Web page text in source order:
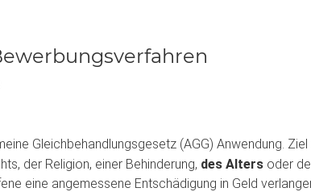
Gleichbehandlungsgesetz (AGG) Anwendung.
der Religion, einer Behinderung, des Alters oder
eine angemessene Entschädigung in Geld